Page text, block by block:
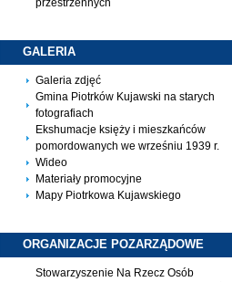
przestrzennych
GALERIA
Galeria zdjęć
Gmina Piotrków Kujawski na starych
fotografiach
Ekshumacje księży i mieszkańców
pomordowanych we wrześniu 1939 r.
Wideo
Materiały promocyjne
Mapy Piotrkowa Kujawskiego
ORGANIZACJE POZARZĄDOWE
Stowarzyszenie Na Rzecz Osób